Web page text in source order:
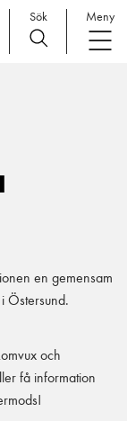
Sök Meny
en gemensam
Östersund.
och
få information